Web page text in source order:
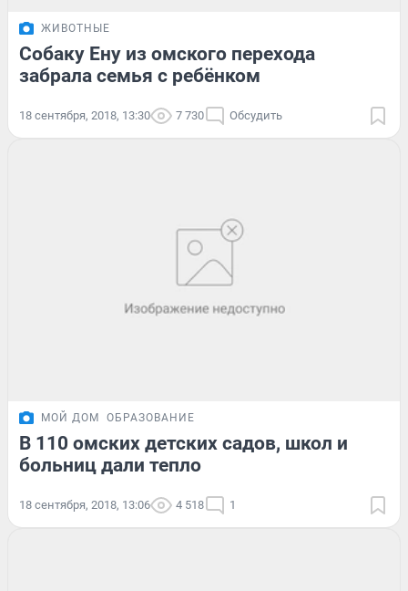
ЖИВОТНЫЕ
Собаку Ену из омского перехода
забрала семья с ребёнком
18 сентября, 2018, 13:30 7 730 Обсудить
МОЙ ДОМ ОБРАЗОВАНИЕ
В 110 омских детских садов, школ и
больниц дали тепло
18 сентября, 2018, 13:06 4 518 1